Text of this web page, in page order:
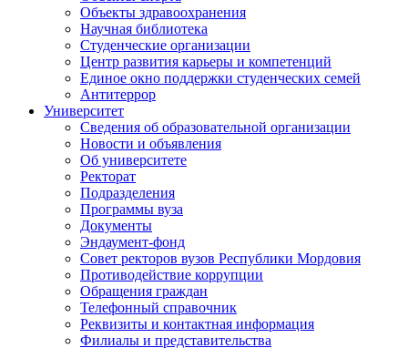
Объекты здравоохранения
Научная библиотека
Студенческие организации
Центр развития карьеры и компетенций
Единое окно поддержки студенческих семей
Антитеррор
Университет
Сведения об образовательной организации
Новости и объявления
Об университете
Ректорат
Подразделения
Программы вуза
Документы
Эндаумент-фонд
Совет ректоров вузов Республики Мордовия
Противодействие коррупции
Обращения граждан
Телефонный справочник
Реквизиты и контактная информация
Филиалы и представительства